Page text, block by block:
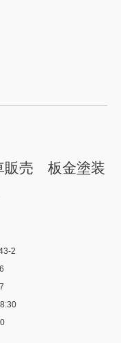
売 板金塗装
2